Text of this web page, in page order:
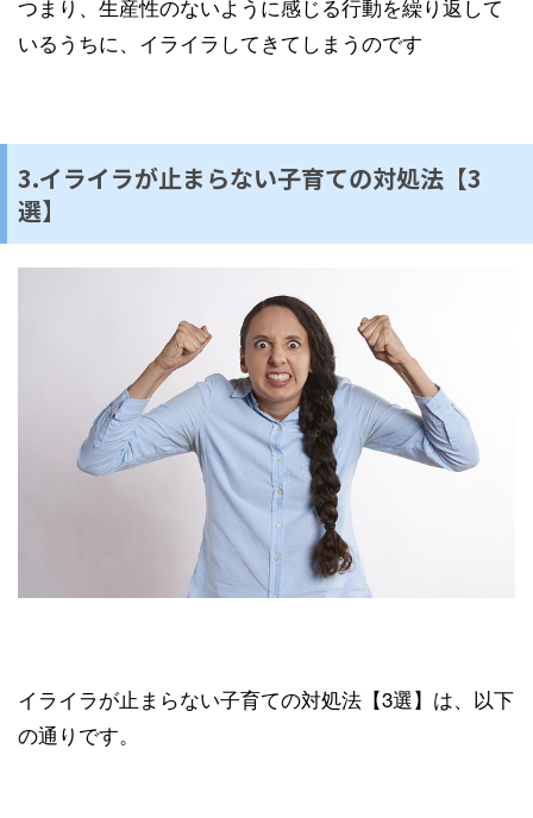
つまり、生産性のないように感じる行動を繰り返して
いるうちに、イライラしてきてしまうのです
3.イライラが止まらない子育ての対処法【3
選】
イライラが止まらない子育ての対処法【3選】は、以下
の通りです。